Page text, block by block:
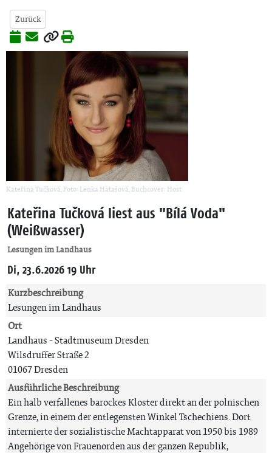
Zurück
Kateřina Tučková, Foto: Lenka Hatašová, Buchcover: Host
Kateřina Tučková liest aus "Bílá Voda"
(Weißwasser)
Lesungen im Landhaus
Di, 23.6.2026 19 Uhr
Kurzbeschreibung
Lesungen im Landhaus
Ort
Landhaus - Stadtmuseum Dresden
Wilsdruffer Straße 2
01067 Dresden
Ausführliche Beschreibung
Ein halb verfallenes barockes Kloster direkt an der polnischen
Grenze, in einem der entlegensten Winkel Tschechiens. Dort
internierte der sozialistische Machtapparat von 1950 bis 1989
Angehörige von Frauenorden aus der ganzen Republik,